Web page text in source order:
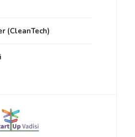
(CleanTech)